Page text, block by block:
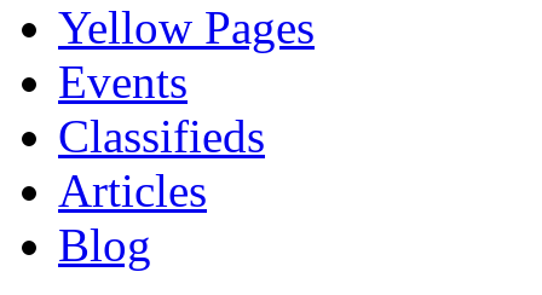
Yellow Pages
Events
Classifieds
Articles
Blog